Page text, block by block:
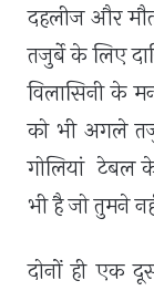
दहलीज और
तजुर्बे के लिए
विलासिनी के
को भी अगले
गोलियां टेबल के
भी है जो तुमने
दोनों ही एक